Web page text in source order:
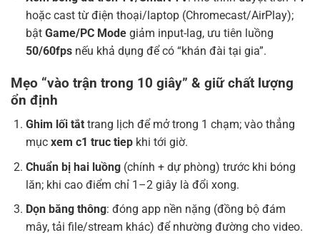
hoặc cast từ điện thoại/laptop (Chromecast/AirPlay);
bật Game/PC Modegiảm input-lag, ưu tiên luồng
50/60fpsnếu khả dụng để có “khán đài tại gia”.
Mẹo “vào trận trong 10 giây” & giữ chất lượng
ổn định
Ghim lối tắttrang lịch để mở trong 1 chạm; vào thẳng
mục xem c1 truc tiepkhi tới giờ.
Chuẩn bị hai luồng(chính + dự phòng) trước khi bóng
lăn; khi cao điểm chỉ 1–2 giây là đổi xong.
Dọn băng thông: đóng app nền nặng (đồng bộ đám
mây, tải file/stream khác) để nhường đường cho video.